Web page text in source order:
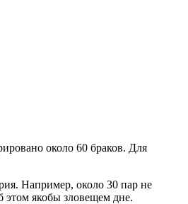
около 60 браков. Для
Например, около 30 пар не
этом якобы зловещем дне.